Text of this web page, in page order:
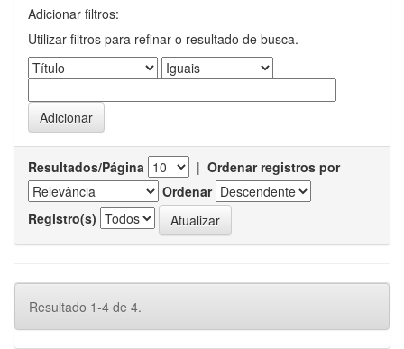
Adicionar filtros:
Utilizar filtros para refinar o resultado de busca.
Resultados/Página | Ordenar registros por
Ordenar
Registro(s)
Resultado 1-4 de 4.